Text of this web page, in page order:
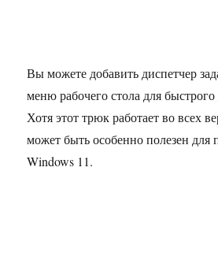
Вы можете добавить диспетчер
меню рабочего стола для
Хотя этот трюк работает во всех
может быть особенно полезен для
Windows 11.